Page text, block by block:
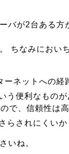
が2台ある方
ちなみにおい
ネットへの経
便利なものが
で、信頼性は
らされにくいか
いね。